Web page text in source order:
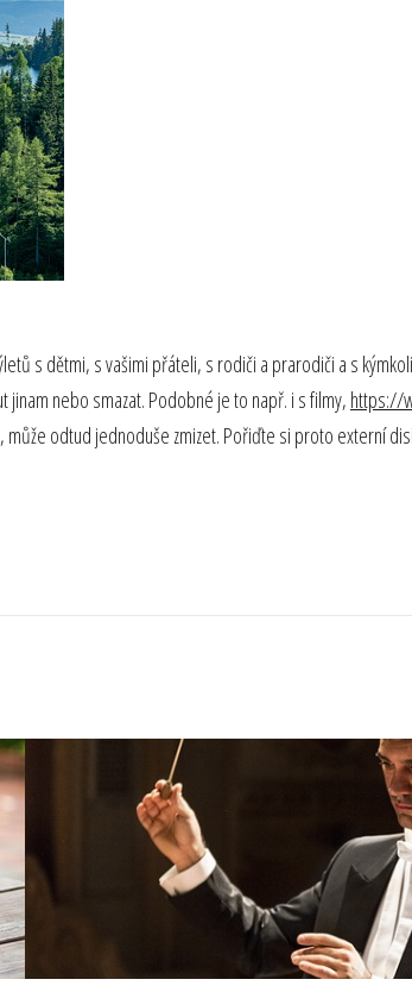
s dětmi, s vašimi přáteli, s rodiči a prarodiči a s
nebo smazat. Podobné je to např. i s filmy, https://
odtud jednoduše zmizet. Pořiďte si proto externí